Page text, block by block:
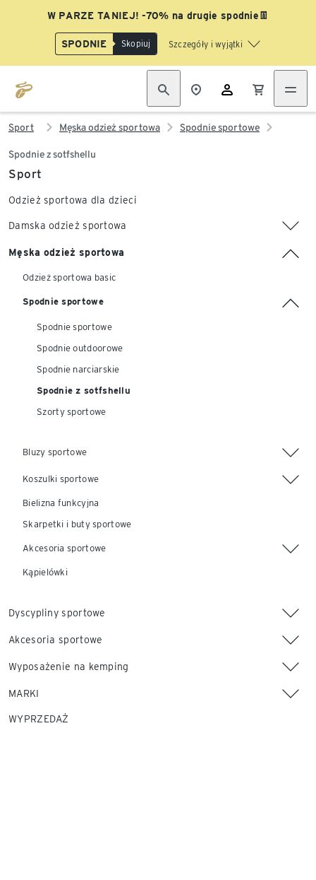
W PARZE TANIEJ! -70% na drugie spodnie👖
SPODNIE Skopiuj Szczegóły i wyjątki
Sport Męska odzież sportowa Spodnie sportowe
Spodnie z sotfshellu
Sport
Odzież sportowa dla dzieci
Damska odzież sportowa
Męska odzież sportowa
Odzież sportowa basic
Spodnie sportowe
Spodnie sportowe
Spodnie outdoorowe
Spodnie narciarskie
Spodnie z sotfshellu
Szorty sportowe
Bluzy sportowe
Koszulki sportowe
Bielizna funkcyjna
Skarpetki i buty sportowe
Akcesoria sportowe
Kąpielówki
Dyscypliny sportowe
Akcesoria sportowe
Wyposażenie na kemping
MARKI
WYPRZEDAŻ